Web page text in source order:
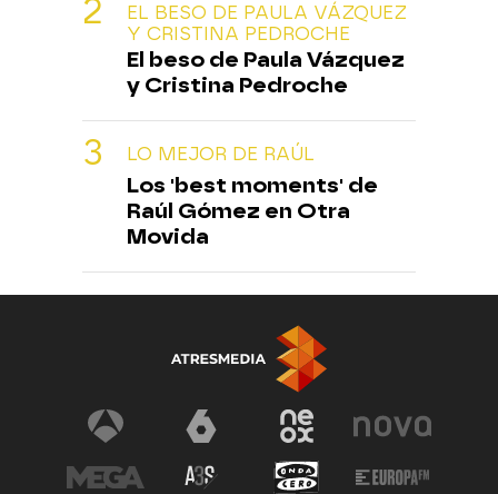
EL BESO DE PAULA VÁZQUEZ
Y CRISTINA PEDROCHE
El beso de Paula Vázquez
y Cristina Pedroche
LO MEJOR DE RAÚL
Los 'best moments' de
Raúl Gómez en Otra
Movida